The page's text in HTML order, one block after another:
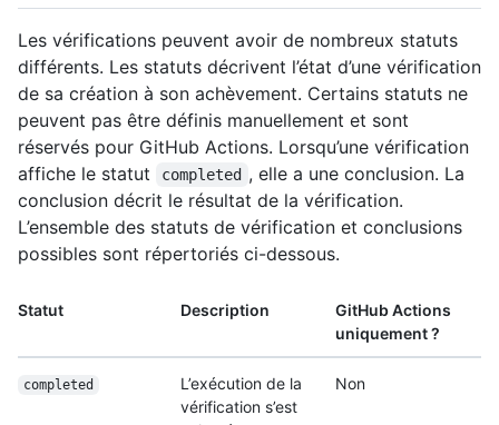
Les vérifications peuvent avoir de nombreux statuts
différents. Les statuts décrivent l’état d’une vérification
de sa création à son achèvement. Certains statuts ne
peuvent pas être définis manuellement et sont
réservés pour GitHub Actions. Lorsqu’une vérification
affiche le statut
completed , elle a une conclusion. La
conclusion décrit le résultat de la vérification.
L’ensemble des statuts de vérification et conclusions
possibles sont répertoriés ci-dessous.
Statut Description
GitHub Actions
uniquement ?
completed
L’exécution de la
vérification s’est
Non